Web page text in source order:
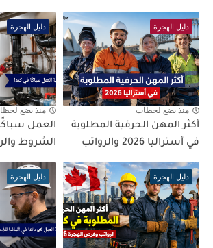
دليل الهجرة
منذ بضع لحظات
أكثر المهن الحرفية المطلوبة
في أستراليا 2026 والرواتب
دليل الهجرة
منذ بضع
الشروط
دليل الهجرة دليل الهجرة